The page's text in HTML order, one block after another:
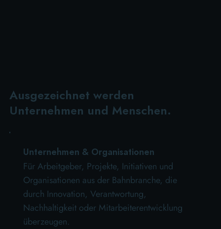
Ausgezeichnet werden
Unternehmen und Menschen.
Unternehmen & Organisationen
Für Arbeitgeber, Projekte, Initiativen und
Organisationen aus der Bahnbranche, die
durch Innovation, Verantwortung,
Nachhaltigkeit oder Mitarbeiterentwicklung
überzeugen.